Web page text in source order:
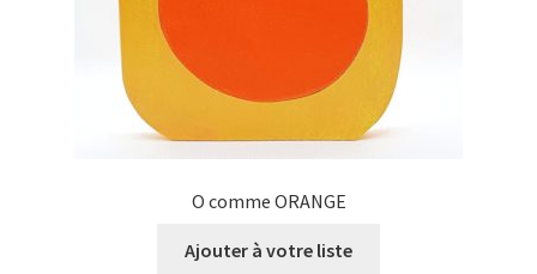
O comme ORANGE
Ajouter à votre liste